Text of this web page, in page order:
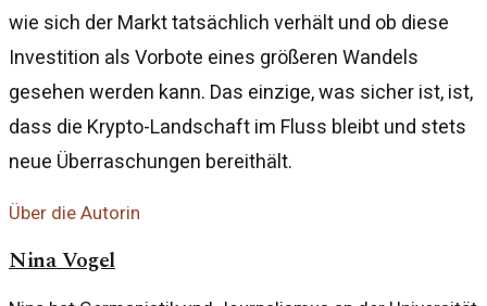
wie sich der Markt tatsächlich verhält und ob diese
Investition als Vorbote eines größeren Wandels
gesehen werden kann. Das einzige, was sicher ist, ist,
dass die Krypto-Landschaft im Fluss bleibt und stets
neue Überraschungen bereithält.
Über die Autorin
Nina Vogel